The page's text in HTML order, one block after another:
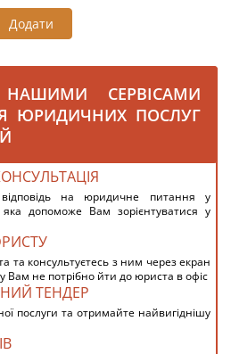
Додати
НАШИМИ СЕРВІСАМИ
ЮРИДИЧНИХ ПОСЛУГ
на юридичне питання у
допоможе Вам зорієнтуватися у
та консультуєтесь з ним через екран
Вам не потрібно йти до юриста в офіс
ТЕНДЕР
послуги та отримайте найвигіднішу